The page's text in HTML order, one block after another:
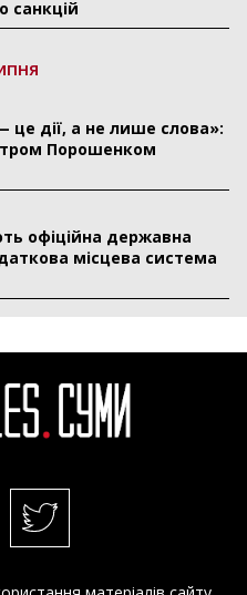
санкцій
дії, а не лише слова»:
Порошенком
офіційна державна
місцева система